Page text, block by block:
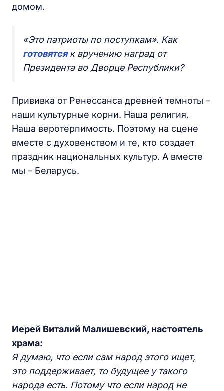
домом.
«Это патриоты по поступкам». Как
готовятсяк вручению наград от
Президента во Дворце Республики?
Прививка от Ренессанса древней темноты –
наши культурные корни. Наша религия.
Наша веротерпимость. Поэтому на сцене
вместе с духовенством и те, кто создает
праздник национальных культур. А вместе
мы – Беларусь.
Иерей Виталий Малишевский, настоятель
храма:
Я думаю, что если сам народ этого ищет,
это поддерживает, то будущее у такого
народа есть. Потому что если народ не